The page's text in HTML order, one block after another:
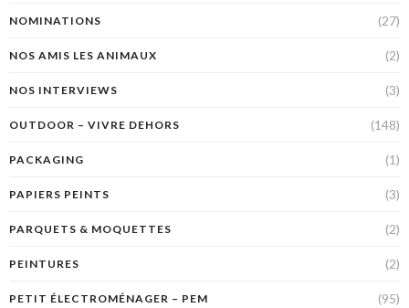
NOMINATIONS (27)
NOS AMIS LES ANIMAUX (2)
NOS INTERVIEWS (3)
OUTDOOR – VIVRE DEHORS (148)
PACKAGING (1)
PAPIERS PEINTS (3)
PARQUETS & MOQUETTES (2)
PEINTURES (2)
PETIT ÉLECTROMÉNAGER – PEM (95)